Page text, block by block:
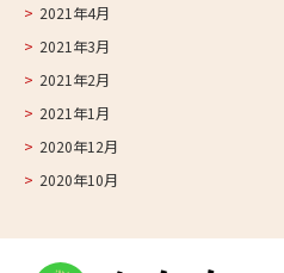
2021年4月
2021年3月
2021年2月
2021年1月
2020年12月
2020年10月